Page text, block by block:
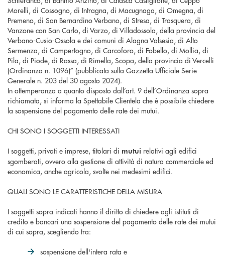
Morelli, di Cossogno, di Intragna, di Macugnaga, di Omegna, di
Premeno, di San Bernardino Verbano, di Stresa, di Trasquera, di
Vanzone con San Carlo, di Varzo, di Villadossola, della provincia del
Verbano-Cusio-Ossola e dei comuni di Alagna Valsesia, di Alto
Sermenza, di Campertogno, di Carcoforo, di Fobello, di Mollia, di
Pila, di Piode, di Rassa, di Rimella, Scopa, della provincia di Vercelli
(Ordinanza n. 1096)” (pubblicata sulla Gazzetta Ufficiale Serie
Generale n. 203 del 30 agosto 2024).
In ottemperanza a quanto disposto dall’art. 9 dell’Ordinanza sopra
richiamata, si informa la Spettabile Clientela che è possibile chiedere
la sospensione del pagamento delle rate dei mutui.
CHI SONO I SOGGETTI INTERESSATI
I soggetti, privati e imprese, titolari di mutui relativi agli edifici
sgomberati, ovvero alla gestione di attività di natura commerciale ed
economica, anche agricola, svolte nei medesimi edifici.
QUALI SONO LE CARATTERISTICHE DELLA MISURA
I soggetti sopra indicati hanno il diritto di chiedere agli istituti di
credito e bancari una sospensione del pagamento delle rate dei mutui
di cui sopra, scegliendo tra:
sospensione dell'intera rata e